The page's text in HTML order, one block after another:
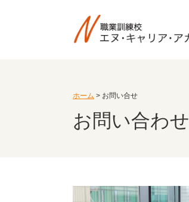
ホーム > お問い合せ
お問い合わせ